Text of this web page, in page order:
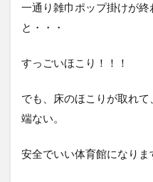
一通り雑巾ポップ掛けが
と・・・
すっごいほこり！！！
でも、床のほこりが取れ
端ない。
安全でいい体育館になりま